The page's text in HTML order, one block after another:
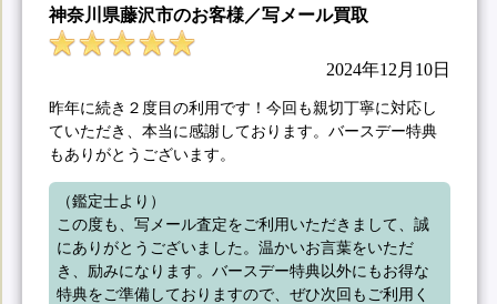
神奈川県藤沢市のお客様／写メール買取
2024年12月10日
昨年に続き２度目の利用です！今回も親切丁寧に対応し
ていただき、本当に感謝しております。バースデー特典
もありがとうございます。
（鑑定士より）
この度も、写メール査定をご利用いただきまして、誠
にありがとうございました。温かいお言葉をいただ
き、励みになります。バースデー特典以外にもお得な
特典をご準備しておりますので、ぜひ次回もご利用く